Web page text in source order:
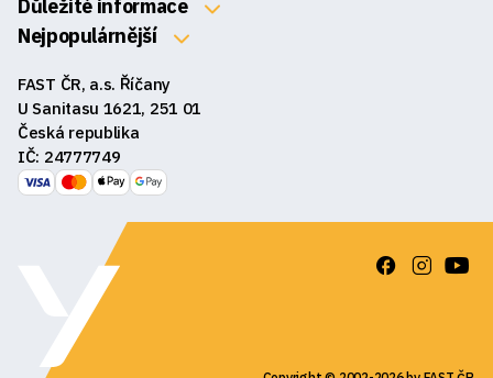
Důležité informace
O nás
Obchodní podmínky
Reklamace a vrácení zboží
GDPR
Nejpopulárnější
Myši
Sluchátka
Reproduktory
Podložky pod myš
FAST ČR, a.s. Říčany
U Sanitasu 1621, 251 01
Česká republika
IČ: 24777749